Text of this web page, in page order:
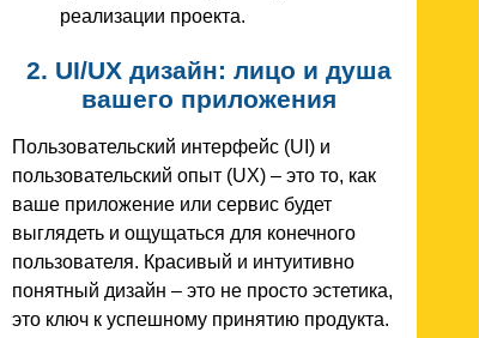
реализации проекта.
2. UI/UX дизайн: лицо и душа
вашего приложения
Пользовательский интерфейс (UI) и
пользовательский опыт (UX) – это то, как
ваше приложение или сервис будет
выглядеть и ощущаться для конечного
пользователя. Красивый и интуитивно
понятный дизайн – это не просто эстетика,
это ключ к успешному принятию продукта.